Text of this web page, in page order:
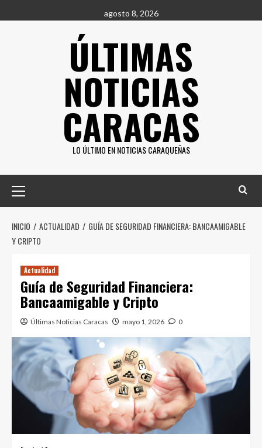
al
agosto 8, 2026
ÚLTIMAS
NOTICIAS
CARACAS
LO ÚLTIMO EN NOTICIAS CARAQUEÑAS
principal
INICIO ACTUALIDAD
GUÍA DE SEGURIDAD FINANCIERA: BANCAAMIGABLE
Y CRIPTO
Actualidad
Guía de Seguridad Financiera:
Bancaamigable y Cripto
Últimas Noticias Caracas mayo 1, 2026 0